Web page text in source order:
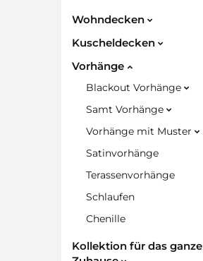
Wohndecken
Kuscheldecken
Vorhänge
Blackout Vorhänge
Samt Vorhänge
Vorhänge mit Muster
Satinvorhänge
Terassenvorhänge
Schlaufen
Chenille
Kollektion für das ganze